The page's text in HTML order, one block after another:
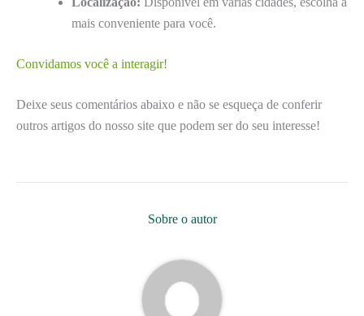
mais conveniente para você.
Convidamos você a interagir!
Deixe seus comentários abaixo e não se esqueça de conferir
outros artigos do nosso site que podem ser do seu interesse!
Sobre o autor